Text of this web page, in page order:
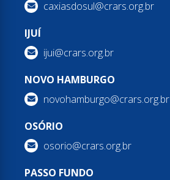
caxiasdosul@crars.org.br
IJUÍ
ijui@crars.org.br
NOVO HAMBURGO
novohamburgo@crars.org.br
OSÓRIO
osorio@crars.org.br
PASSO FUNDO